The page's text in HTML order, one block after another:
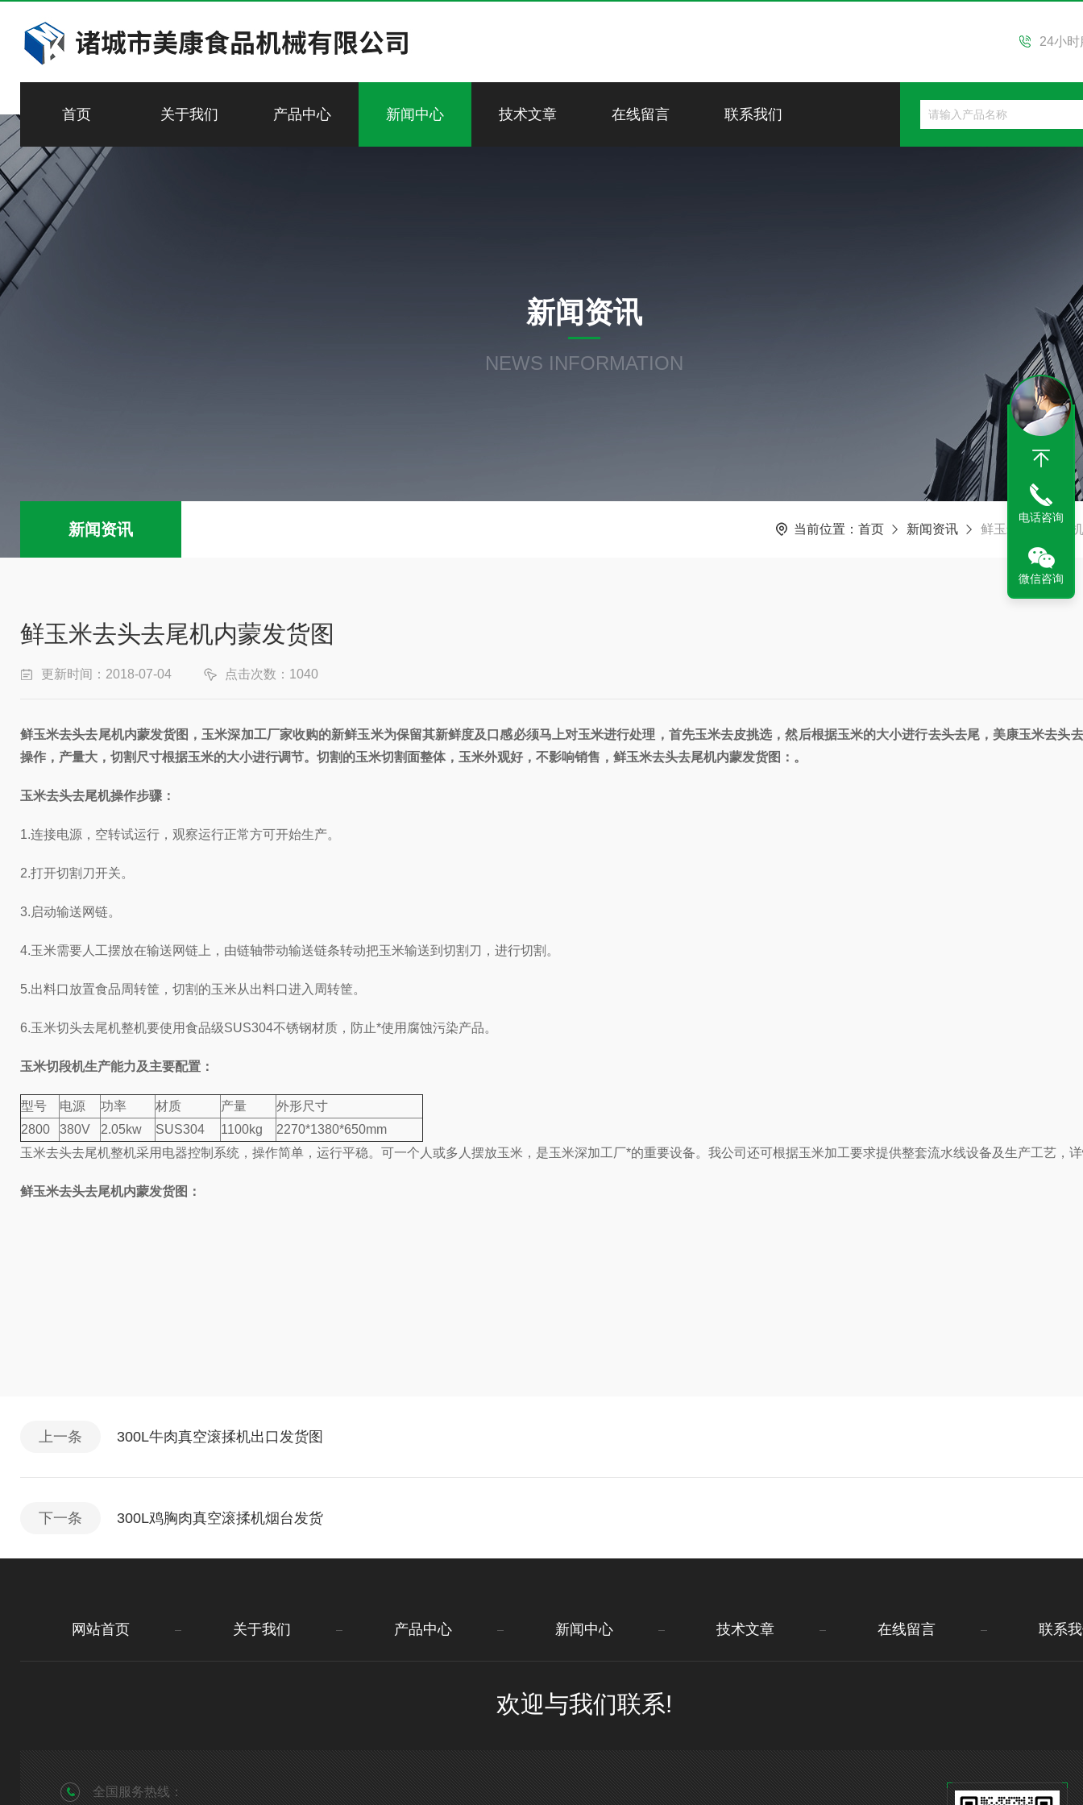
24小
首页 关于我们 产品中心 新闻中心 技术文章 在线留言 联系我们
新闻资讯
NEWS INFORMATION
新闻资讯 当前位置： 首页 新闻资讯 鲜玉米去头去尾
鲜玉米去头去尾机内蒙发货图
更新时间：2018-07-04 点击次数：1040
鲜玉米去头去尾机内蒙发货图，玉米深加工厂家收购的新鲜玉米为保留其新鲜度及口感必须马上对玉米进行处理，首先玉米去皮挑选，然后根据玉米的大小进行去头去尾，美康玉米去头
操作，产量大，切割尺寸根据玉米的大小进行调节。切割的玉米切割面整体，玉米外观好，不影响销售，鲜玉米去头去尾机内蒙发货图：。
玉米去头去尾机操作步骤：
1.连接电源，空转试运行，观察运行正常方可开始生产。
2.打开切割刀开关。
3.启动输送网链。
4.玉米需要人工摆放在输送网链上，由链轴带动输送链条转动把玉米输送到切割刀，进行切割。
5.出料口放置食品周转筐，切割的玉米从出料口进入周转筐。
6.玉米切头去尾机整机要使用食品级SUS304不锈钢材质，防止*使用腐蚀污染产品。
玉米切段机生产能力及主要配置：
型号 电源 功率 材质 产量
外形尺寸
2800
380V 2.05kw SUS304 1100kg
2270*1380*650mm
玉米去头去尾机整机采用电器控制系统，操作简单，运行平稳。可一个人或多人摆放玉米，是玉米深加工厂*的重要设备。我公司还可根据玉米加工要求提供整套流水线设备及生产工艺，
鲜玉米去头去尾机内蒙发货图：
上一条 300L牛肉真空滚揉机出口发货图
下一条 300L鸡胸肉真空滚揉机烟台发货
网站首页 关于我们 产品中心 新闻中心 技术文章 在线留言 联系
欢迎与我们联系!
全国服务热线：
电话咨询
微信咨询